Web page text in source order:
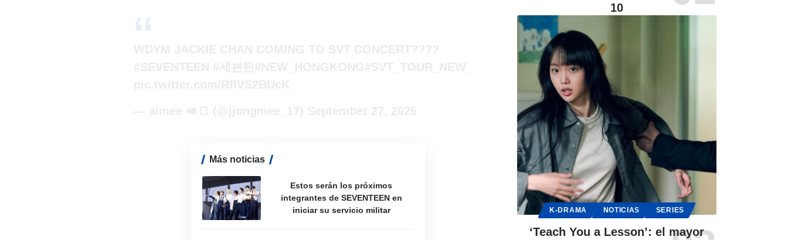
Más noticias
Estos serán los próximos
integrantes de SEVENTEEN en
iniciar su servicio militar
10
K-DRAMA NOTICIAS SERIES
‘Teach You a Lesson’: el mayor